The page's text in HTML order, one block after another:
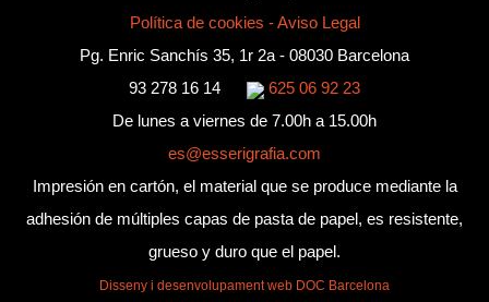
Política de cookies - Aviso Legal
Pg. Enric Sanchís 35, 1r 2a - 08030 Barcelona
93 278 16 14
625 06 92 23
De lunes a viernes de 7.00h a 15.00h
es@esserigrafia.com
Impresión en cartón, el material que se produce mediante la
adhesión de múltiples capas de pasta de papel, es resistente,
grueso y duro que el papel.
Disseny i desenvolupament web DOC Barcelona